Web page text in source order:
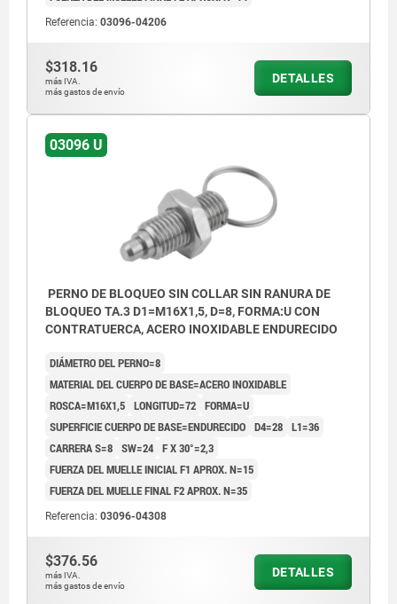
Referencia: 03096-04206
$318.16
más IVA.
más gastos de envío
DETALLES
03096 U
PERNO DE BLOQUEO SIN COLLAR SIN RANURA DE
BLOQUEO TA.3 D1=M16X1,5, D=8, FORMA:U CON
CONTRATUERCA, ACERO INOXIDABLE ENDURECIDO
DIÁMETRO DEL PERNO=8
MATERIAL DEL CUERPO DE BASE=ACERO INOXIDABLE
ROSCA=M16X1,5 LONGITUD=72 FORMA=U
SUPERFICIE CUERPO DE BASE=ENDURECIDO D4=28 L1=36
CARRERA S=8 SW=24 F X 30°=2,3
FUERZA DEL MUELLE INICIAL F1 APROX. N=15
FUERZA DEL MUELLE FINAL F2 APROX. N=35
Referencia: 03096-04308
$376.56
más IVA.
más gastos de envío
DETALLES